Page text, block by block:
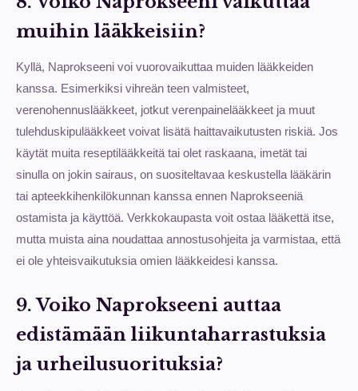
muihin lääkkeisiin?
Kyllä, Naprokseeni voi vuorovaikuttaa muiden lääkkeiden
kanssa. Esimerkiksi vihreän teen valmisteet,
verenohennuslääkkeet, jotkut verenpainelääkkeet ja muut
tulehduskipulääkkeet voivat lisätä haittavaikutusten riskiä. Jos
käytät muita reseptilääkkeitä tai olet raskaana, imetät tai
sinulla on jokin sairaus, on suositeltavaa keskustella lääkärin
tai apteekkihenkilökunnan kanssa ennen Naprokseeniä
ostamista ja käyttöä. Verkkokaupasta voit ostaa lääkettä itse,
mutta muista aina noudattaa annostusohjeita ja varmistaa, että
ei ole yhteisvaikutuksia omien lääkkeidesi kanssa.
9. Voiko Naprokseeni auttaa
edistämään liikuntaharrastuksia
ja urheilusuorituksia?